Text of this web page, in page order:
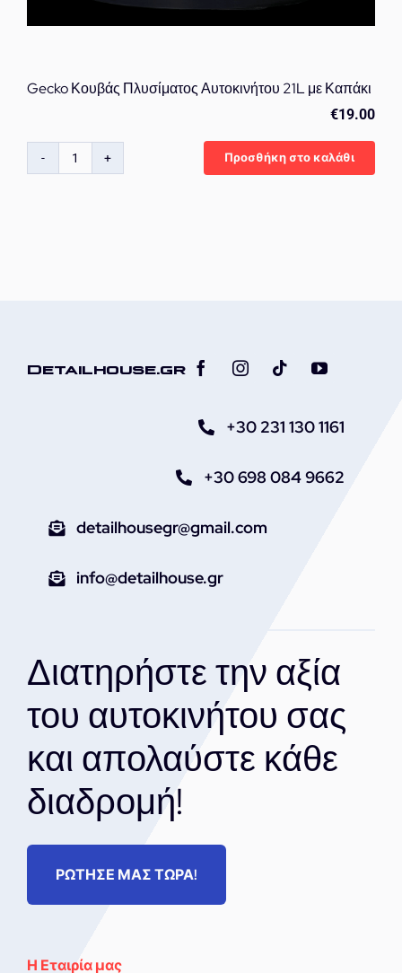
Gecko Κουβάς Πλυσίματος Αυτοκινήτου 21L με Καπάκι
€19.00
Gecko
Προσθήκη στο καλάθι
Detailhouse.gr
+30 231 130 1161
+30 698 084 9662
detailhousegr@gmail.com
info@detailhouse.gr
Διατηρήστε την αξία
του αυτοκινήτου σας
και απολαύστε κάθε
διαδρομή!
ΡΩΤΗΣΕ ΜΑΣ ΤΩΡΑ!
Η Εταιρία μας